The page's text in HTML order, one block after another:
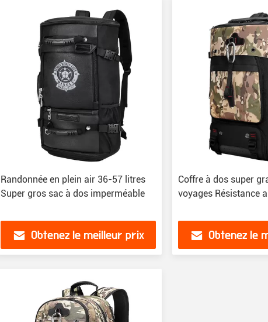
Randonnée en plein air 36-57 litres
Super gros sac à dos imperméable
Obtenez le meilleur prix
Coffre à dos super
voyages Résistance
Obtenez le